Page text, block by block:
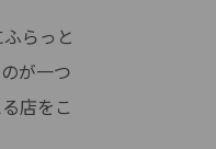
らっと
が一つ
店をこ